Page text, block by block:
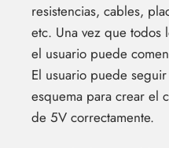
resistencias, cables,
etc. Una vez que todos
el usuario puede
El usuario puede
esquema para crear el
de 5V correctamente.